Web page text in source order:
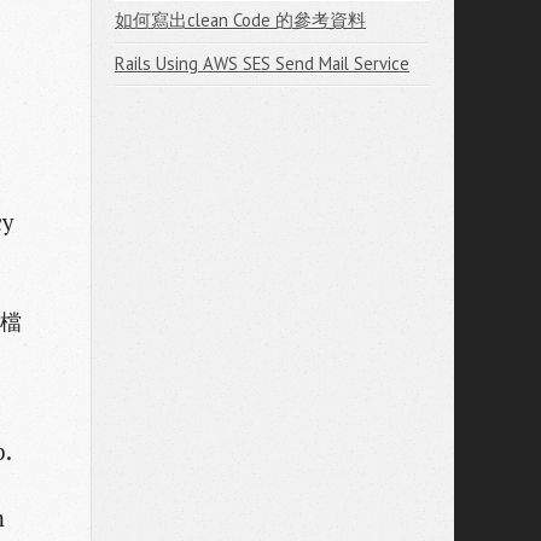
如何寫出clean Code 的參考資料
Rails Using AWS SES Send Mail Service